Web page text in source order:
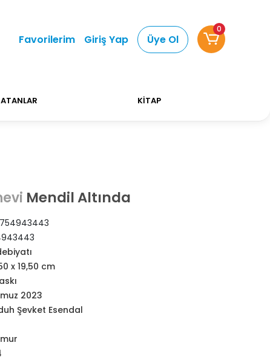
Alışverişlerinizde Kargo Ücretsiz! Bizi tercih
Favorilerim Giriş Yap Üye Ol
0
KİTAP
Mendil Altında
x 19,50 cm
2023
Şevket Esendal